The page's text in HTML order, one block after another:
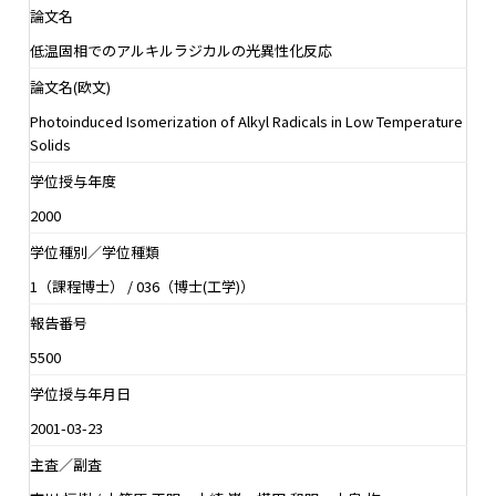
論文名
低温固相でのアルキルラジカルの光異性化反応
論文名(欧文)
Photoinduced Isomerization of Alkyl Radicals in Low Temperature
Solids
学位授与年度
2000
学位種別／学位種類
1（課程博士） / 036（博士(工学)）
報告番号
5500
学位授与年月日
2001-03-23
主査／副査